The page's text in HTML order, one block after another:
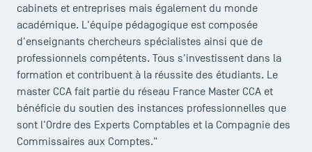
cabinets et entreprises mais également du monde
académique. L'équipe pédagogique est composée
d'enseignants chercheurs spécialistes ainsi que de
professionnels compétents. Tous s'investissent dans la
formation et contribuent à la réussite des étudiants. Le
master CCA fait partie du réseau France Master CCA et
bénéficie du soutien des instances professionnelles que
sont l'Ordre des Experts Comptables et la Compagnie des
Commissaires aux Comptes."